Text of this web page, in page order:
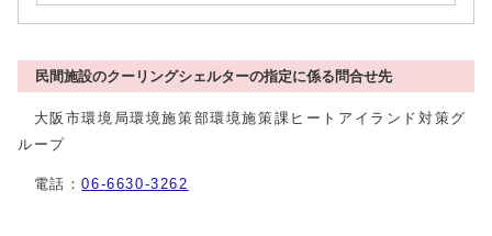
民間施設のクーリングシェルターの指定に係る問合せ先
大阪市環境局環境施策部環境施策課ヒートアイランド対策グ
ループ
電話：06-6630-3262